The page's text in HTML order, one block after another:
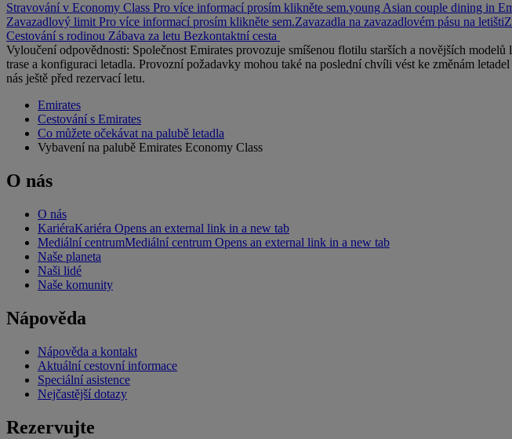
Stravování v Economy Class Pro více informací prosím klikněte sem.young Asian couple dining in
Zavazadlový limit Pro více informací prosím klikněte sem.Zavazadla na zavazadlovém pásu na letišti
Cestování s rodinou Zábava za letu Bezkontaktní cesta
Vyloučení odpovědnosti: Společnost Emirates provozuje smíšenou flotilu starších a novějších
trase a konfiguraci letadla. Provozní požadavky mohou také na poslední chvíli vést ke změnám
nás ještě před rezervací letu.
Emirates
Cestování s Emirates
Co můžete očekávat na palubě letadla
Vybavení na palubě Emirates Economy Class
O nás
O nás
KariéraKariéra Opens an external link in a new tab
Mediální centrumMediální centrum Opens an external link in a new tab
Naše planeta
Naši lidé
Naše komunity
Nápověda
Nápověda a kontakt
Aktuální cestovní informace
Speciální asistence
Nejčastější dotazy
Rezervujte